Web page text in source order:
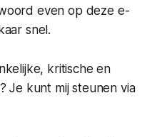
even op deze e-
snel.
kritische en
Je kunt mij steunen via